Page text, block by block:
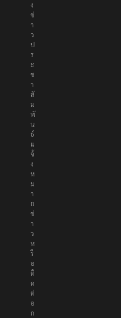
ง
ข่
า
ว
ป
ร
ะ
ช
า
สั
ม
พั
น
ธ์
แ
จ้
ง
ห
ม
า
ย
ข่
า
ว
ห
รื
อ
ติ
ด
ต่
อ
ก